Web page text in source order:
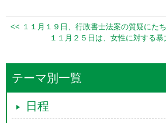
<< １１月１９日、行政書士法案の質疑にたち
１１月２５日は、女性に対する
テーマ別一覧
日程